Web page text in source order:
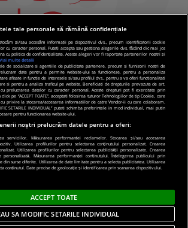
S.R.L |Politica de Cookie|Politica
tale personale să rămână confidențiale
stocăm și/sau accesăm informații pe dispozitivul dvs., precum identificatorii cookie
cu caracter personal. Puteți accepta sau gestiona alegerile dvs. făcând clic mai jos
cu politica de confidențialitate. Aceste alegeri vor fi raportate partenerilor noștri și
multe detalii
de socializare si agentiile de publicitate partenere, precum si furnizorii nostri de
date pentru a permite website-ului sa functioneze, pentru a personaliza
afisate in functie de interesele si/sau profilul dvs., pentru a va oferi functionalitati
si pentru a analiza traficul pe website. Beneficiati de drepturile prevazute de art.
prelucrarea datelor cu caracter personal. Aceste drepturi pot fi exercitate prin
click pe “ACCEPT TOATE”, acceptati folosirea tuturor Tehnologiilor de tip Cookie, care
privire la stocarea/accesarea informatiilor de catre Vendor-ii cu care colaboram.
SETARILE INDIVIDUAL” puteti schimba preferintele in mod individual, mai putin
pentru functionarea website-ului.
noștri prelucrăm datele pentru a oferi:
serviciilor. Măsurarea performanței reclamelor. Stocarea și/sau accesarea
Utilizarea profilurilor pentru selectarea conținutului personalizat. Crearea
Utilizarea profilurilor pentru selectarea publicității personalizate. Crearea
personalizată. Măsurarea performanței conținutului. Înțelegerea publicului prin
din surse diferite. Utilizarea de date limitate pentru a selecta publicitatea. Utilizarea
conținutul. Date precise de geolocație și identificarea prin scanarea dispozitivului.
ACCEPT TOATE
SA MODIFIC SETARILE INDIVIDUAL